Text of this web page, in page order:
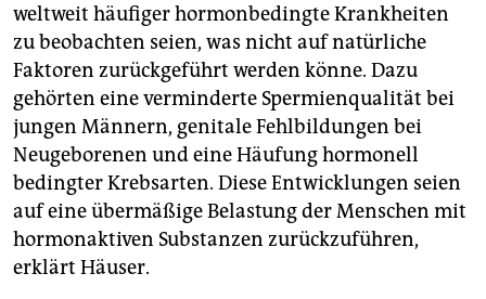
weltweit häufiger hormonbedingte Krankheiten
zu beobachten seien, was nicht auf natürliche
Faktoren zurückgeführt werden könne. Dazu
gehörten eine verminderte Spermienqualität bei
jungen Männern, genitale Fehlbildungen bei
Neugeborenen und eine Häufung hormonell
bedingter Krebsarten. Diese Entwicklungen seien
auf eine übermäßige Belastung der Menschen mit
hormonaktiven Substanzen zurückzuführen,
erklärt Häuser.